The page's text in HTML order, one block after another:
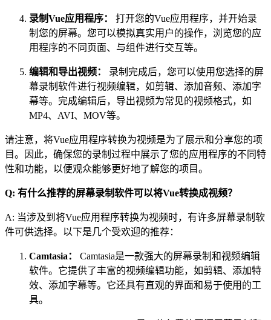
录制Vue应用程序：
打开您的Vue应用程序，并开始录
制您的屏幕。您可以模拟真实用户的操作，浏览您的应
用程序的不同页面、与组件进行交互等。
编辑和导出视频：
录制完成后，您可以使用您选择的屏
幕录制软件进行视频编辑，如剪辑、添加音频、添加字
幕等。完成编辑后，导出视频为常见的视频格式，如
MP4、AVI、MOV等。
请注意，将Vue应用程序转换为视频是为了展示和分享您的项
目。因此，确保您的录制过程中展示了您的应用程序的不同特
性和功能，以便观众能够更好地了解您的项目。
Q: 有什么推荐的屏幕录制软件可以将Vue转换成视频？
A: 当涉及到将Vue应用程序转换为视频时，有许多屏幕录制软
件可供选择。以下是几个受欢迎的推荐：
Camtasia：
Camtasia是一款强大的屏幕录制和视频编辑
软件。它提供了丰富的视频编辑功能，如剪辑、添加特
效、添加字幕等。它还具有直观的界面和易于使用的工
具。